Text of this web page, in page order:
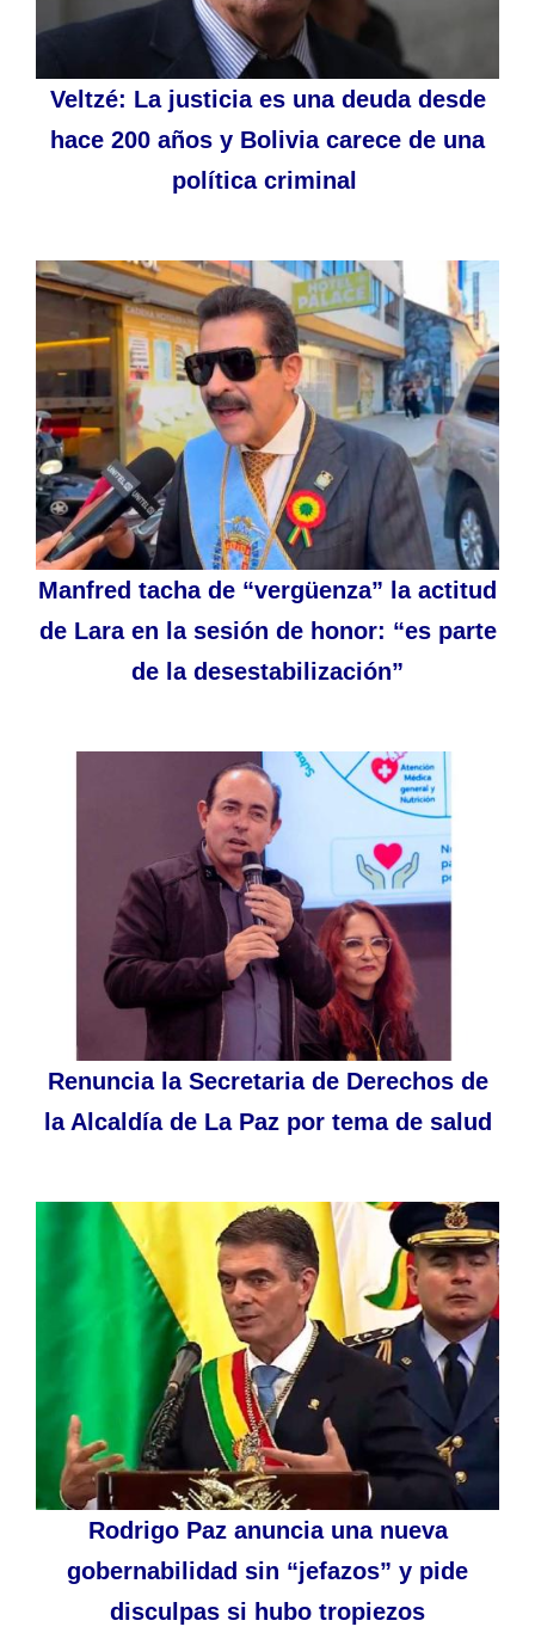
Veltzé: La justicia es una deuda desde
hace 200 años y Bolivia carece de una
política criminal
Manfred tacha de “vergüenza” la actitud
de Lara en la sesión de honor: “es parte
de la desestabilización”
Renuncia la Secretaria de Derechos de
la Alcaldía de La Paz por tema de salud
Rodrigo Paz anuncia una nueva
gobernabilidad sin “jefazos” y pide
disculpas si hubo tropiezos